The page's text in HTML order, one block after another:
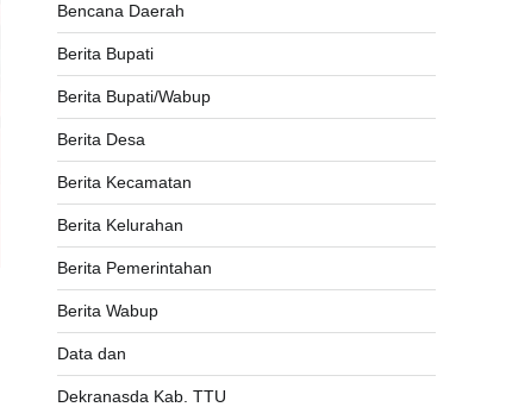
Bencana Daerah
Berita Bupati
Berita Bupati/Wabup
Berita Desa
Berita Kecamatan
Berita Kelurahan
Berita Pemerintahan
Berita Wabup
Data dan
Dekranasda Kab. TTU